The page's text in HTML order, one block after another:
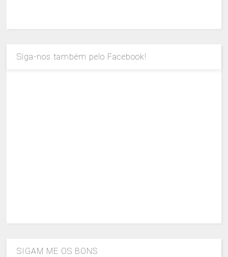
Siga-nos também pelo Facebook!
SIGAM ME OS BONS